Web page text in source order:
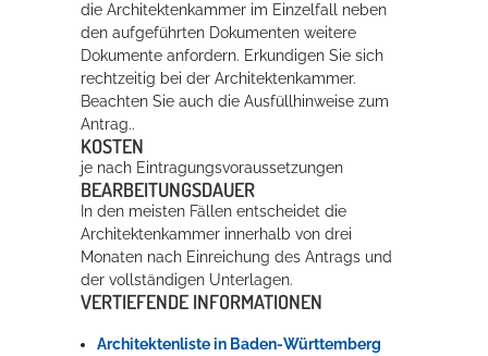
die Architektenkammer im Einzelfall neben
den aufgeführten Dokumenten weitere
Dokumente anfordern. Erkundigen Sie sich
rechtzeitig bei der Architektenkammer.
Beachten Sie auch die Ausfüllhinweise zum
Antrag..
KOSTEN
je nach Eintragungsvoraussetzungen
BEARBEITUNGSDAUER
In den meisten Fällen entscheidet die
Architektenkammer innerhalb von drei
Monaten nach Einreichung des Antrags und
der vollständigen Unterlagen.
VERTIEFENDE INFORMATIONEN
Architektenliste in Baden-Württemberg